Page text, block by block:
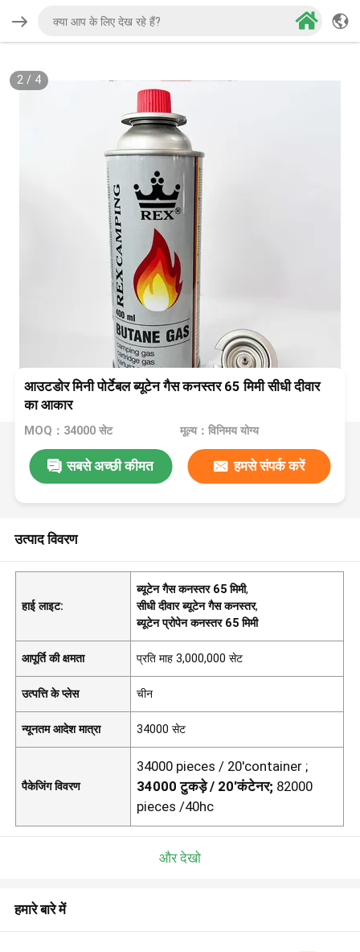
2/ 4
आउटडोर मिनी पोर्टेबल ब्यूटेन गैस कनस्तर 65 मिमी सीधी दीवार
का आकार
MOQ：34000 सेट मूल्य：विनिमय योग्य
सबसे अच्छी कीमत हमसे संपर्क करें
उत्पाद विवरण
हाई लाइट:
ब्यूटेन गैस कनस्तर 65 मिमी,
सीधी दीवार ब्यूटेन गैस कनस्तर,
ब्यूटेन प्रोपेन कनस्तर 65 मिमी
आपूर्ति की क्षमता प्रति माह 3,000,000 सेट
उत्पत्ति के प्लेस चीन
न्यूनतम आदेश मात्रा 34000 सेट
पैकेजिंग विवरण
34000 pieces / 20'container ;
34000 टुकड़े / 20'कंटेनर; 82000
pieces /40hc
और देखो
हमारे बारे में